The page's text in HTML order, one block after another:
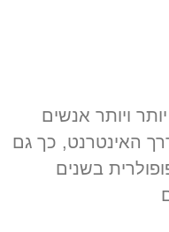
ויותר אנשים
האינטרנט, כך גם
בשנים